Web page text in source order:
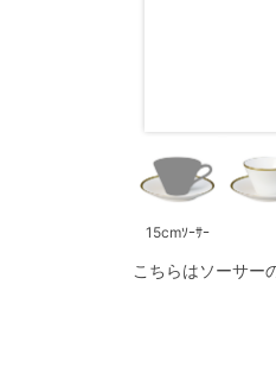
15cmｿｰｻｰ
こちらはソーサー